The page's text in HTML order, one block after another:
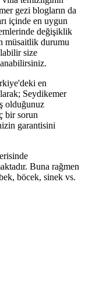
gezi blogların da
içinde en uygun
değişiklik
müsaitlik durumu
size
en
Seydikemer
olduğunuz
bir sorun
garantisini
Buna rağmen
böcek, sinek vs.